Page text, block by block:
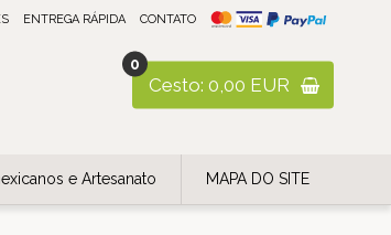
0
Cesto: 0,00 EUR
ENTREGA RÁPIDA CONTATO
e Artesanato MAPA DO SITE